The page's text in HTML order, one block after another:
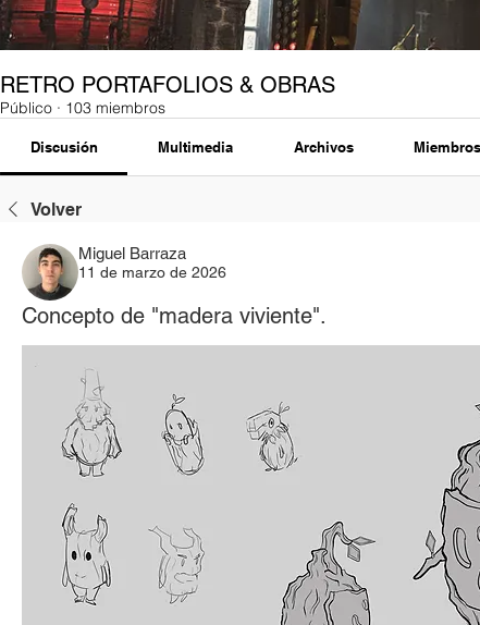
RETRO PORTAFOLIOS & OBRAS
Público · 103 miembros
Discusión Multimedia Archivos Miembros
Volver
Miguel Barraza
11 de marzo de 2026
Concepto de "madera viviente".